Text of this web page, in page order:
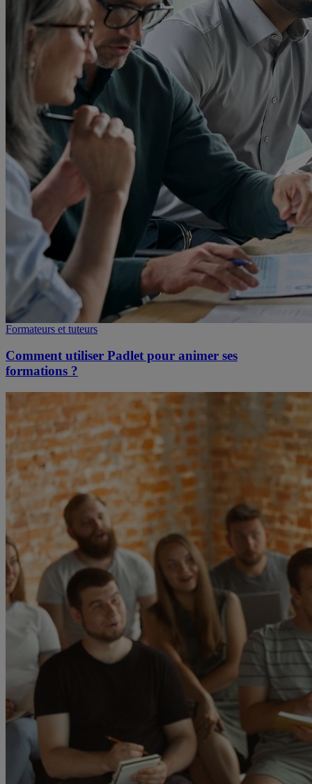
Formateurs et tuteurs
Comment utiliser Padlet pour animer ses
formations ?